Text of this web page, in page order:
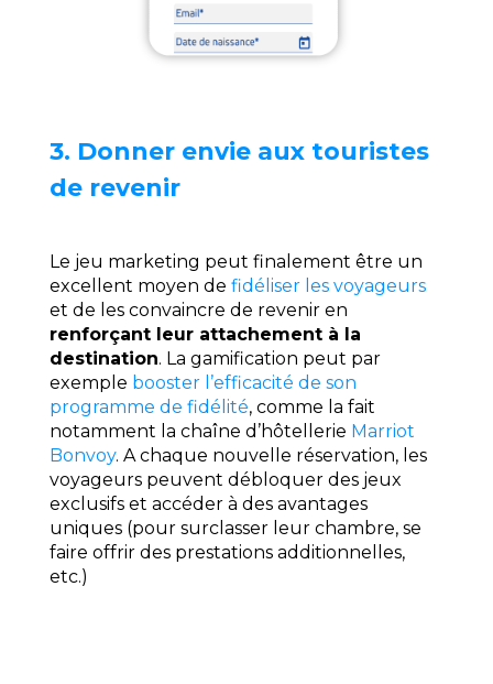
3. Donner envie aux touristes
de revenir
Le jeu marketing peut finalement être un
excellent moyen de fidéliser les voyageurs
et de les convaincre de revenir en
renforçant leur attachement à la
destination. La gamification peut par
exemple booster l’efficacité de son
programme de fidélité, comme la fait
notamment la chaîne d’hôtellerie Marriot
Bonvoy. A chaque nouvelle réservation, les
voyageurs peuvent débloquer des jeux
exclusifs et accéder à des avantages
uniques (pour surclasser leur chambre, se
faire offrir des prestations additionnelles,
etc.)